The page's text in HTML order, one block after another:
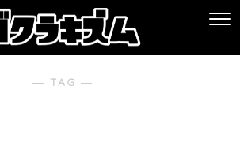
― TAG ―